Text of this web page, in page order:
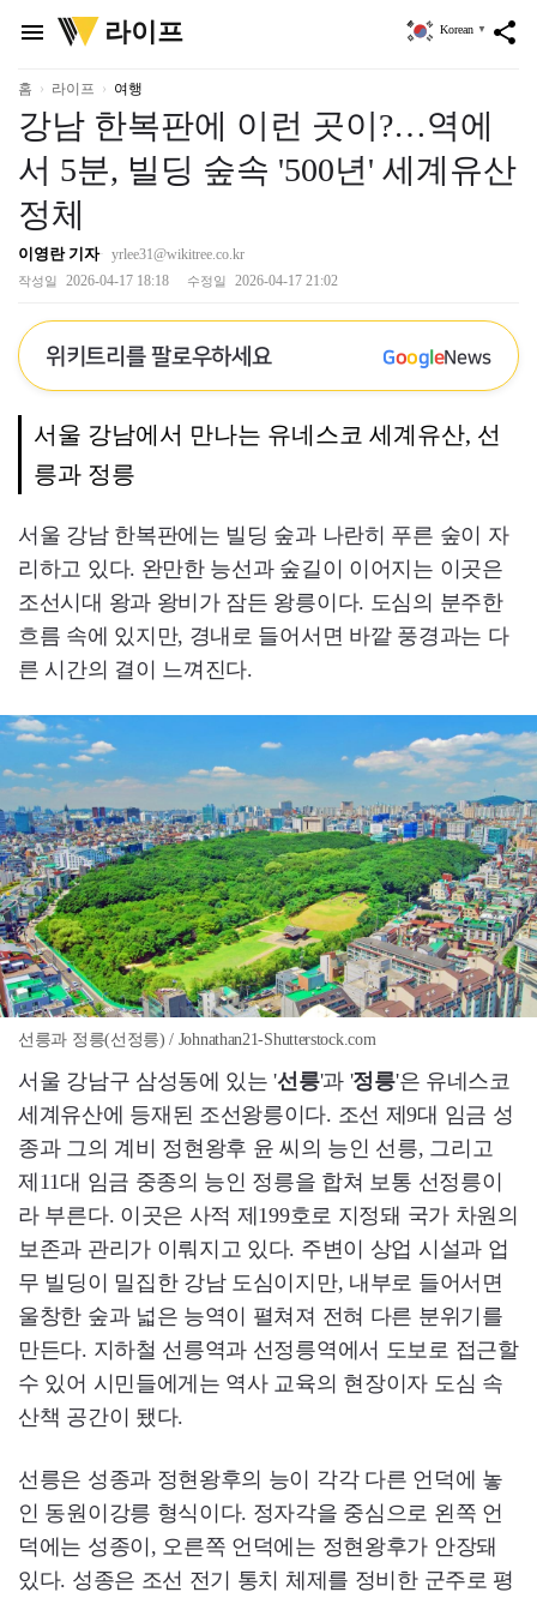
menu
위
키
리
라이프 share
Korean ▼
홈 라이프 여행
강남 한복판에 이런 곳이?…역에
서 5분, 빌딩 숲속 '500년' 세계유산
정체
이영란 기자 yrlee31@wikitree.co.kr
작성일 2026-04-17 18:18 수정일 2026-04-17 21:02
위키트리를 팔로우하세요 GoogleNews
서울 강남에서 만나는 유네스코 세계유산, 선
릉과 정릉
서울 강남 한복판에는 빌딩 숲과 나란히 푸른 숲이 자
리하고 있다. 완만한 능선과 숲길이 이어지는 이곳은
조선시대 왕과 왕비가 잠든 왕릉이다. 도심의 분주한
흐름 속에 있지만, 경내로 들어서면 바깥 풍경과는 다
른 시간의 결이 느껴진다.
선릉과 정릉(선정릉) / Johnathan21-Shutterstock.com
서울 강남구 삼성동에 있는 '선릉'과 '정릉'은 유네스코
세계유산에 등재된 조선왕릉이다. 조선 제9대 임금 성
종과 그의 계비 정현왕후 윤 씨의 능인 선릉, 그리고
제11대 임금 중종의 능인 정릉을 합쳐 보통 선정릉이
라 부른다. 이곳은 사적 제199호로 지정돼 국가 차원의
보존과 관리가 이뤄지고 있다. 주변이 상업 시설과 업
무 빌딩이 밀집한 강남 도심이지만, 내부로 들어서면
울창한 숲과 넓은 능역이 펼쳐져 전혀 다른 분위기를
만든다. 지하철 선릉역과 선정릉역에서 도보로 접근할
수 있어 시민들에게는 역사 교육의 현장이자 도심 속
산책 공간이 됐다.
선릉은 성종과 정현왕후의 능이 각각 다른 언덕에 놓
인 동원이강릉 형식이다. 정자각을 중심으로 왼쪽 언
덕에는 성종이, 오른쪽 언덕에는 정현왕후가 안장돼
있다. 성종은 조선 전기 통치 체제를 정비한 군주로 평